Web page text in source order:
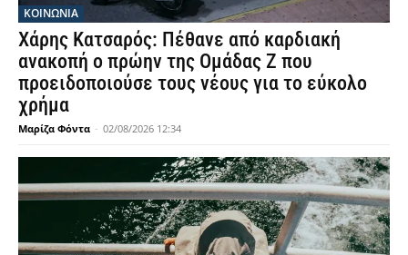
ΚΟΙΝΩΝΙΑ
Χάρης Κατσαρός: Πέθανε από καρδιακή
ανακοπή ο πρώην της Ομάδας Ζ που
προειδοποιούσε τους νέους για το εύκολο
χρήμα
Μαρίζα Φόντα - 02/08/2026 12:34